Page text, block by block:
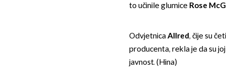
to učinile glumice Rose
OdvjetnicaAllred, čije su
producenta, rekla je da su
javnost. (Hina)